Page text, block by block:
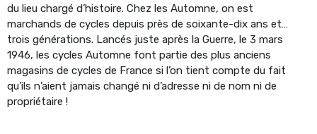
du lieu chargé d’histoire. Chez les Automne, on est
marchands de cycles depuis près de soixante-dix ans et…
trois générations. Lancés juste après la Guerre, le 3 mars
1946, les cycles Automne font partie des plus anciens
magasins de cycles de France si l’on tient compte du fait
qu’ils n’aient jamais changé ni d’adresse ni de nom ni de
propriétaire !